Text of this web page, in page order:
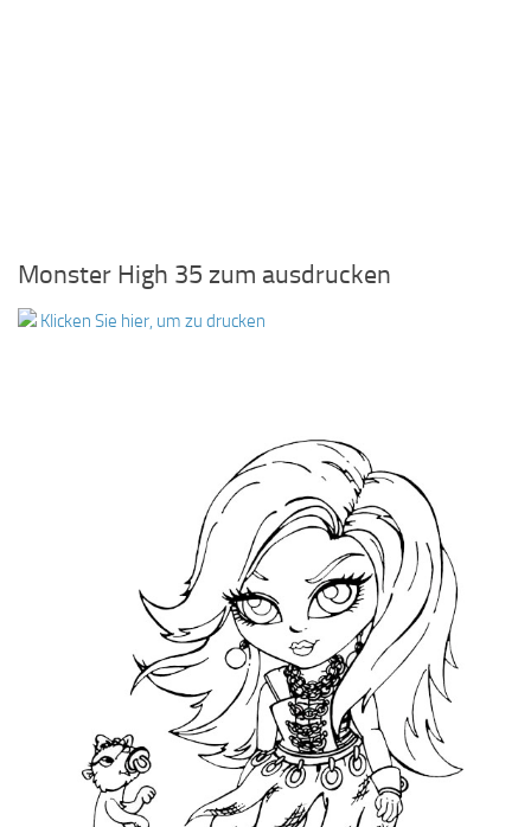
Monster High 35 zum ausdrucken
Klicken Sie hier, um zu drucken